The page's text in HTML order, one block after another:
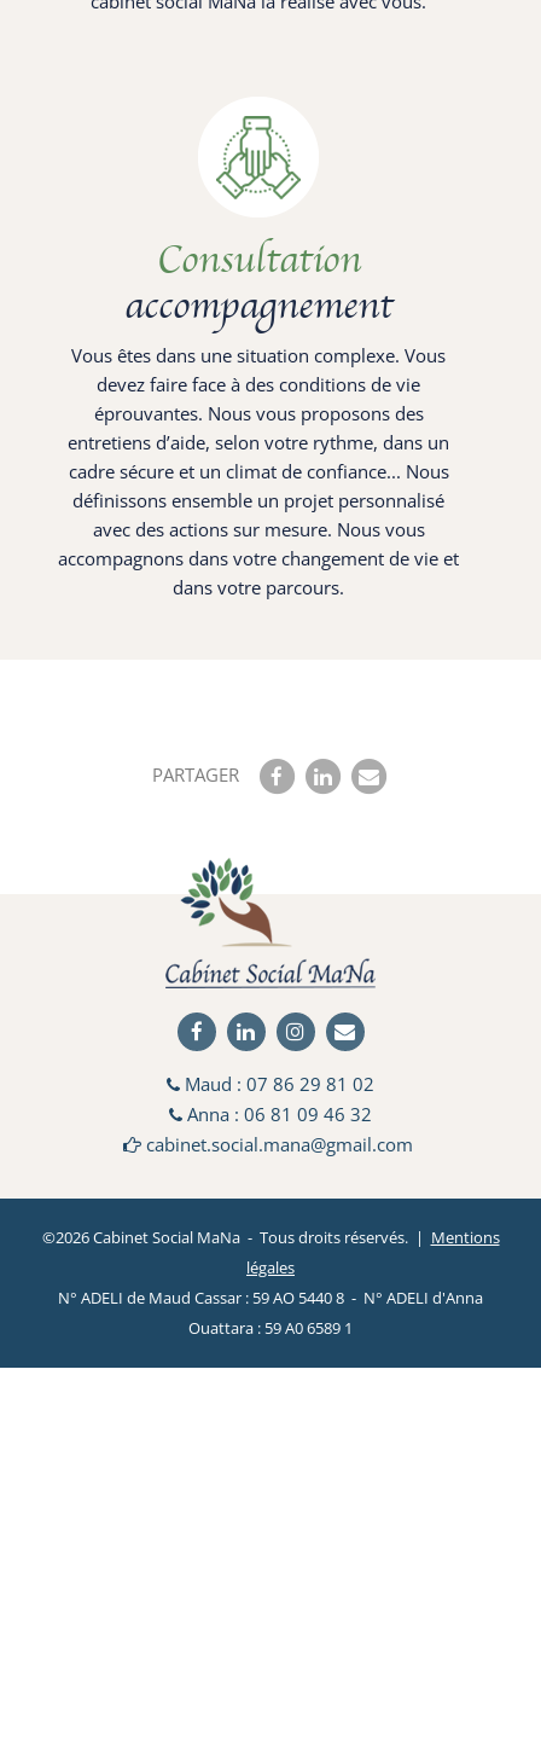
Consultation
accompagnement
Vous êtes dans une situation complexe. Vous
devez faire face à des conditions de vie
éprouvantes. Nous vous proposons des
entretiens d’aide, selon votre rythme, dans un
cadre sécure et un climat de confiance... Nous
définissons ensemble un projet personnalisé
avec des actions sur mesure. Nous vous
accompagnons dans votre changement de vie et
dans votre parcours.
PARTAGER
Maud : 07 86 29 81 02
Anna : 06 81 09 46 32
cabinet.social.mana@gmail.com
©2026 Cabinet Social MaNa - Tous droits réservés. | Mentions
légales
N° ADELI de Maud Cassar : 59 AO 5440 8 - N° ADELI d'Anna
Ouattara : 59 A0 6589 1